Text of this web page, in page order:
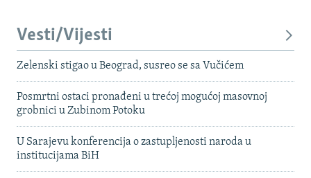
Vesti/Vijesti
Zelenski stigao u Beograd, susreo se sa Vučićem
Posmrtni ostaci pronađeni u trećoj mogućoj masovnoj
grobnici u Zubinom Potoku
U Sarajevu konferencija o zastupljenosti naroda u
institucijama BiH